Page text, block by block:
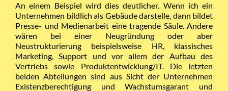
An einem Beispiel wird dies deutlicher. Wenn ich ein
Unternehmen bildlich als Gebäude darstelle, dann bildet
Presse- und Medienarbeit eine tragende Säule. Andere
wären bei einer Neugründung oder aber
Neustrukturierung beispielsweise HR, klassisches
Marketing, Support und vor allem der Aufbau des
Vertriebs sowie Produktentwicklung/IT. Die letzten
beiden Abteilungen sind aus Sicht der Unternehmen
Existenzberechtigung und Wachstumsgarant und